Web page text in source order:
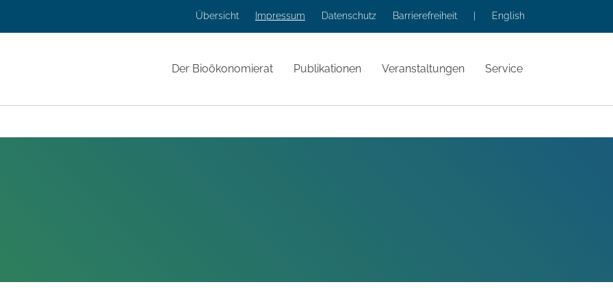
Übersicht Impressum Datenschutz Barrierefreiheit English
Der Bioökonomierat Publikationen Veranstaltungen Service